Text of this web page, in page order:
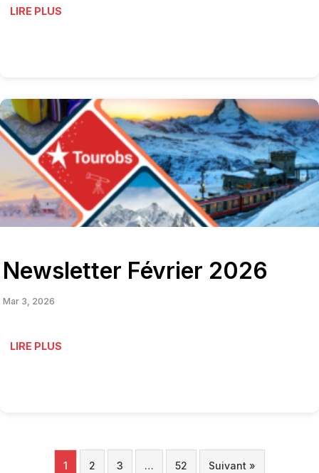
LIRE PLUS
Newsletter Février 2026
Mar 3, 2026
LIRE PLUS
1 2 3 … 52 Suivant »